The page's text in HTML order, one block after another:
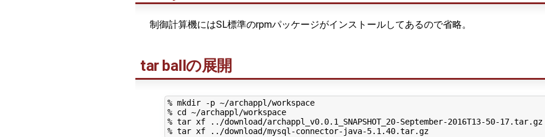
制御計算機にはSL標準のrpmパッケージがインストールしてあるので省略。
tar ballの展開
% mkdir -p ~/archappl/workspace
% cd ~/archappl/workspace
% tar xf ../download/archappl_v0.0.1_SNAPSHOT_20-September-2016T13-50-17.tar.gz
% tar xf ../download/mysql-connector-java-5.1.40.tar.gz